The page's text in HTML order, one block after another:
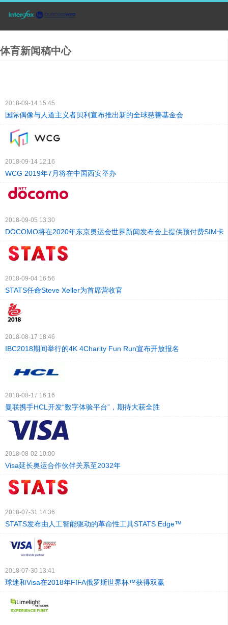
体育新闻稿中心
2018-09-14 15:45
国际偶像与人道主义者贝利宣布推出新的全球慈善基金会
2018-09-14 12:16
WCG 2019年7月将在中国西安举办
2018-09-05 13:30
DOCOMO将在2020年东京奥运会世界新闻发布会上提供预付费SIM卡
2018-09-04 16:56
STATS任命Steve Xeller为首席营收官
2018-08-17 18:46
IBC2018期间举行的4K 4Charity Fun Run宣布开放报名
2018-08-17 16:16
曼联携手HCL开发“数字体验平台”，期待大获全胜
2018-08-02 10:00
Visa延长奥运合作伙伴关系至2032年
2018-07-31 14:36
STATS发布由人工智能驱动的革命性工具STATS Edge™
2018-07-30 13:41
球迷和Visa在2018年FIFA俄罗斯世界杯™获得双赢